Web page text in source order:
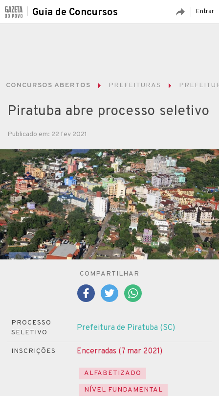
Entrar
Guia de Concursos
CONCURSOS ABERTOS PREFEITURAS
Piratuba abre processo seletivo
Publicado em: 22 fev 2021
COMPARTILHAR
PROCESSO
SELETIVO
Prefeitura de Piratuba (SC)
INSCRIÇÕES Encerradas (7 mar 2021)
ALFABETIZADO
NÍVEL FUNDAMENTAL